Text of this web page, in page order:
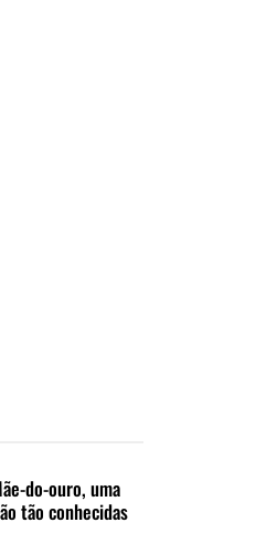
do-ouro, uma
tão conhecidas